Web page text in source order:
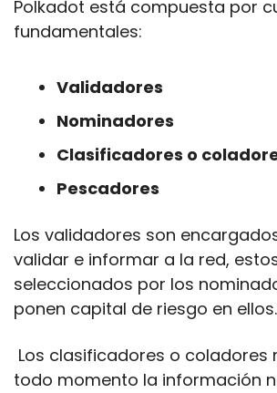
Polkadot está compuesta por
fundamentales:
Validadores
Nominadores
Clasificadores o
Pescadores
Los validadores son
validar e informar a la red,
seleccionados por los
ponen capital de riesgo en ellos.
todo momento la información